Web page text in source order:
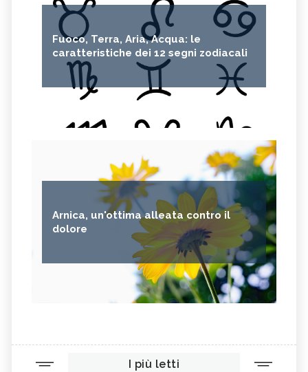
Fuoco, Terra, Aria, Acqua: le
caratteristiche dei 12 segni zodiacali
Arnica, un'ottima alleata contro il
dolore
I più letti